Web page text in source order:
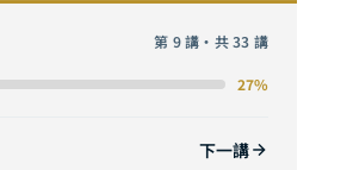
第 9 講・共 33 講
27%
下一講